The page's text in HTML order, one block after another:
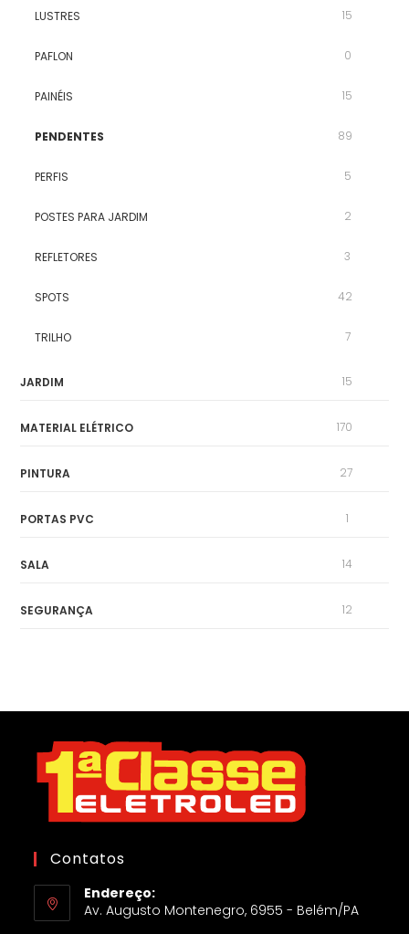
LUSTRES 15
PAFLON 0
PAINÉIS 15
PENDENTES 89
PERFIS 5
POSTES PARA JARDIM 2
REFLETORES 3
SPOTS 42
TRILHO 7
JARDIM 15
MATERIAL ELÉTRICO 170
PINTURA 27
PORTAS PVC 1
SALA 14
SEGURANÇA 12
Contatos
Endereço:
Av. Augusto Montenegro, 6955 - Belém/PA